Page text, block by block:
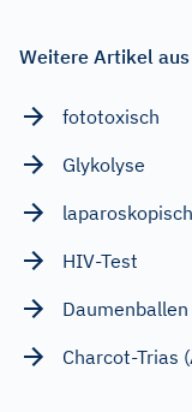
Weitere Artikel
fototoxisch
Glykolyse
laparoskopisch
HIV-Test
Daumenballen
Charcot-Trias